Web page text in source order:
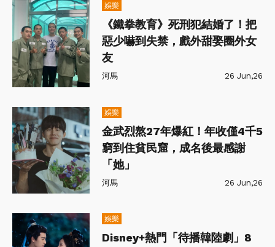
娛樂
《鐵拳教育》死刑犯結婚了！把
惡少嚇到失禁，戲外甜娶圈外女
友
河馬 26 Jun,26
娛樂
金武烈熬27年爆紅！年收僅4千5
窮到住貧民窟，成名後最感謝
「她」
河馬 26 Jun,26
娛樂
Disney+熱門「待播韓陸劇」8